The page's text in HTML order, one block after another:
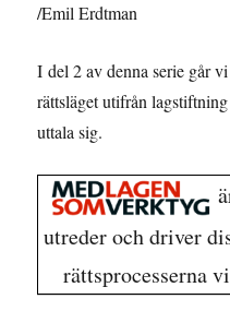
/Emil Erdtman
I del 2 av denna serie går
rättsläget utifrån
uttala sig.
utreder och driver
rättsprocesserna